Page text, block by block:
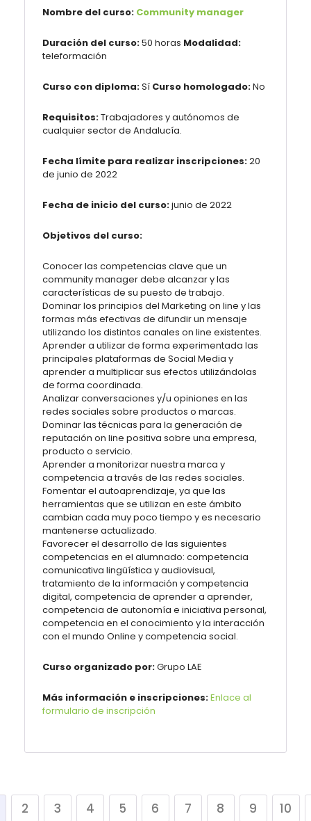
Nombre del curso: Community manager
Duración del curso:50 horas Modalidad:
teleformación
Curso con diploma:Sí Curso homologado:No
Requisitos:Trabajadores y autónomos de
cualquier sector de Andalucía.
Fecha límite para realizar inscripciones:20
de junio de 2022
Fecha de inicio del curso:junio de 2022
Objetivos del curso:
Conocer las competencias clave que un
community manager debe alcanzar y las
características de su puesto de trabajo.
Dominar los principios del Marketing on line y las
formas más efectivas de difundir un mensaje
utilizando los distintos canales on line existentes.
Aprender a utilizar de forma experimentada las
principales plataformas de Social Media y
aprender a multiplicar sus efectos utilizándolas
de forma coordinada.
Analizar conversaciones y/u opiniones en las
redes sociales sobre productos o marcas.
Dominar las técnicas para la generación de
reputación on line positiva sobre una empresa,
producto o servicio.
Aprender a monitorizar nuestra marca y
competencia a través de las redes sociales.
Fomentar el autoaprendizaje, ya que las
herramientas que se utilizan en este ámbito
cambian cada muy poco tiempo y es necesario
mantenerse actualizado.
Favorecer el desarrollo de las siguientes
competencias en el alumnado: competencia
comunicativa lingüística y audiovisual,
tratamiento de la información y competencia
digital, competencia de aprender a aprender,
competencia de autonomía e iniciativa personal,
competencia en el conocimiento y la interacción
con el mundo Online y competencia social.
Curso organizado por:Grupo LAE
Más información e inscripciones:Enlace al
formulario de inscripción
2 3 4 5 6 7 8 9 10